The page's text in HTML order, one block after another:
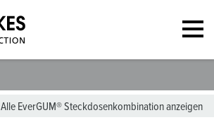
Alle EverGUM® Steckdosenkombination anzeigen